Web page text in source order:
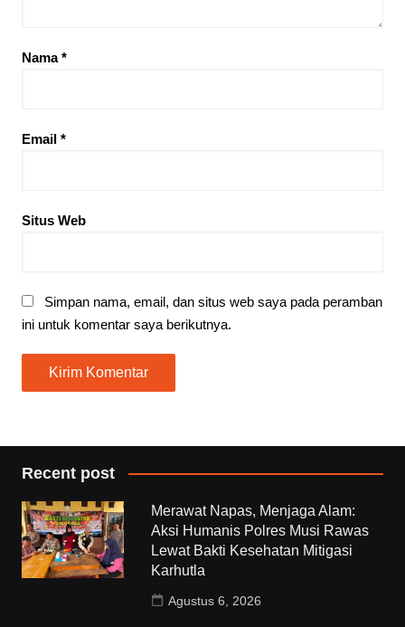
Nama*
Email *
Situs Web
Simpan nama, email, dan situs web saya pada peramban
ini untuk komentar saya berikutnya.
Recent post
Merawat Napas, Menjaga Alam:
Aksi Humanis Polres Musi Rawas
Lewat Bakti Kesehatan Mitigasi
Karhutla
Agustus 6, 2026